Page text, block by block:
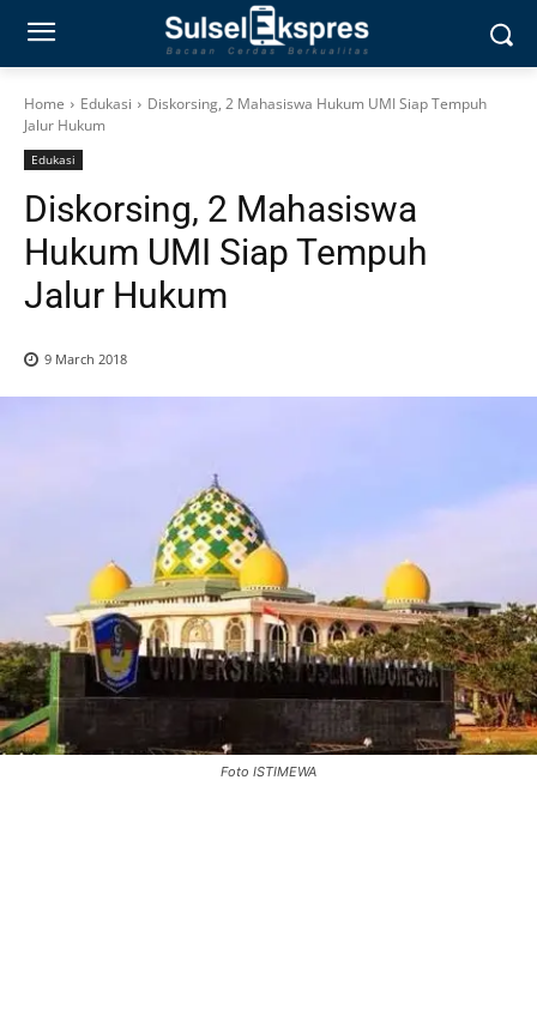
Home Edukasi
Diskorsing, 2 Mahasiswa Hukum UMI Siap Tempuh
Jalur Hukum
Edukasi
Diskorsing, 2 Mahasiswa
Hukum UMI Siap Tempuh
Jalur Hukum
9 March 2018
Foto ISTIMEWA